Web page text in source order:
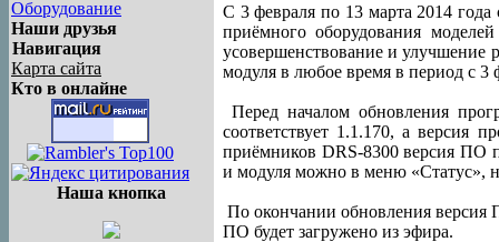
Оборудование
Наши друзья
Навигация
Карта сайта
Кто в онлайне
Наша кнопка
С 3 февраля по 13 марта 2014
приёмного оборудования
усовершенствование и улучшение
модуля в любое время в период с 3
Перед началом обновления
соответствует 1.1.170, а версия
приёмников DRS-8300 версия ПО
и модуля можно в меню «Статус»,
По окончании обновления
ПО будет загружено из эфира.